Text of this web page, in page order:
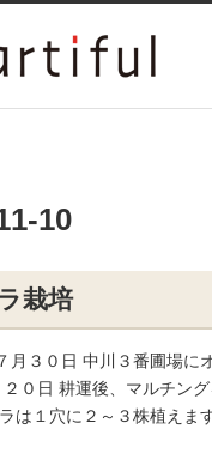
10
栽培
月３０日 中川３番圃場に
０日 耕運後、マルチン
は１穴に２～３株植えま